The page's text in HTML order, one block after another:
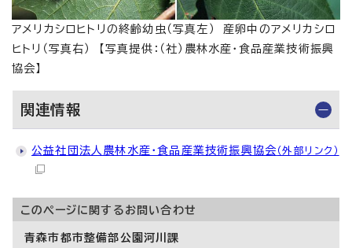
アメリカシロヒトリの終齢幼虫（写真左） 産卵中のアメリカシロ
ヒトリ（写真右） 【写真提供：（社）農林水産・食品産業技術振興
協会】
関連情報
公益社団法人農林水産・食品産業技術振興協会 （外部リンク）
このページに関する お問い合わせ
青森市都市整備部公園河川課